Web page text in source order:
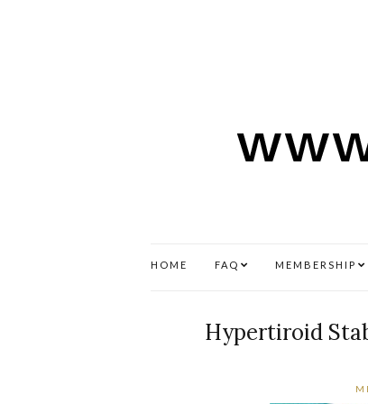
HOME FAQ MEMBERSHIP
Hypertiroid